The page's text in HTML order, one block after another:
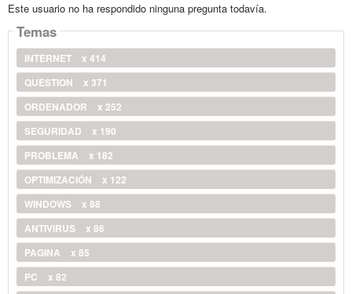
Este usuario no ha respondido ninguna pregunta todavía.
Temas
INTERNET
x 414
QUESTION
x 371
ORDENADOR
x 252
SEGURIDAD
x 190
PROBLEMA
x 182
OPTIMIZACIÓN
x 122
WINDOWS
x 88
ANTIVIRUS
x 86
PAGINA
x 85
PC
x 82